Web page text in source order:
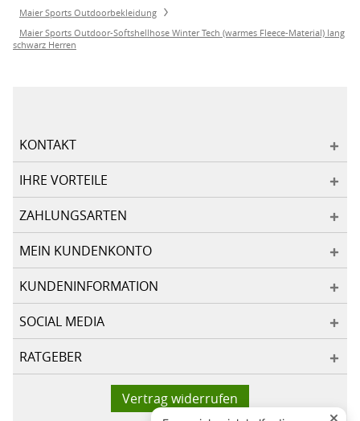
Maier Sports Outdoorbekleidung
Maier Sports Outdoor-Softshellhose Winter Tech (warmes Fleece-Material) lang
schwarz Herren
KONTAKT
IHRE VORTEILE
ZAHLUNGSARTEN
MEIN KUNDENKONTO
KUNDENINFORMATION
SOCIAL MEDIA
RATGEBER
Vertrag widerrufen